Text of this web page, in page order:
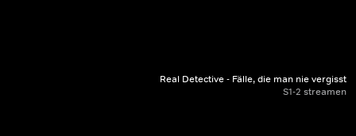
Real Detective - Fälle, die man nie vergisst
S1-2 streamen